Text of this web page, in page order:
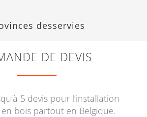
desservies
DE DEVIS
5 devis pour l’installation
en bois partout en Belgique.